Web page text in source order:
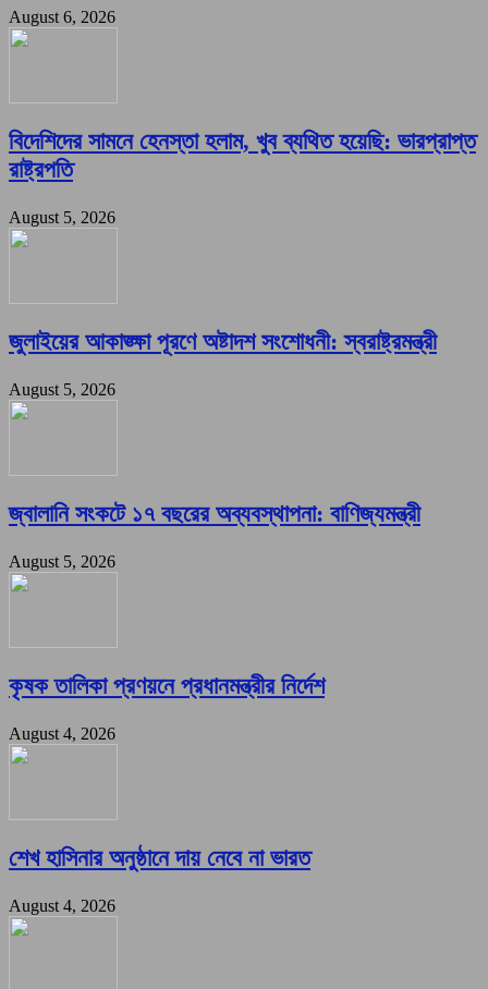
August 6, 2026
বিদেশিদের সামনে হেনস্তা হলাম, খুব ব্যথিত হয়েছি: ভারপ্রাপ্ত
রাষ্ট্রপতি
August 5, 2026
জুলাইয়ের আকাঙ্ক্ষা পূরণে অষ্টাদশ সংশোধনী: স্বরাষ্ট্রমন্ত্রী
August 5, 2026
জ্বালানি সংকটে ১৭ বছরের অব্যবস্থাপনা: বাণিজ্যমন্ত্রী
August 5, 2026
কৃষক তালিকা প্রণয়নে প্রধানমন্ত্রীর নির্দেশ
August 4, 2026
শেখ হাসিনার অনুষ্ঠানে দায় নেবে না ভারত
August 4, 2026